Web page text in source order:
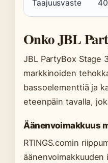
Taajuusvaste
Onko JBL
JBL PartyBox Stage
markkinoiden
bassoelementtiä ja
eteenpäin tavalla,
Äänenvoimakkuus
RTINGS.comin